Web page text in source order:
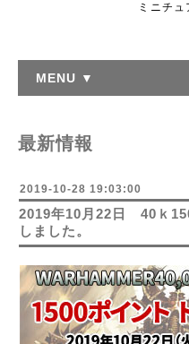
ミニチュ
MENU ▼
最新情報
2019-10-28 19:03:00
2019年10月22日 40ｋ
しました。